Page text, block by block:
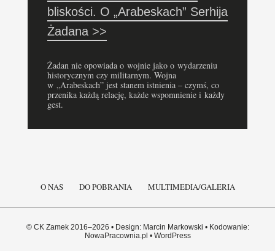
bliskości. O „Arabeskach” Serhija
Żadana >>
Żadan nie opowiada o wojnie jako o wydarzeniu
historycznym czy militarnym. Wojna
w „Arabeskach” jest stanem istnienia – czymś, co
przenika każdą relację, każde wspomnienie i każdy
gest.
O NAS DO POBRANIA MULTIMEDIA/GALERIA
© CK Zamek 2016–2026 • Design: Marcin Markowski • Kodowanie:
NowaPracownia.pl • WordPress